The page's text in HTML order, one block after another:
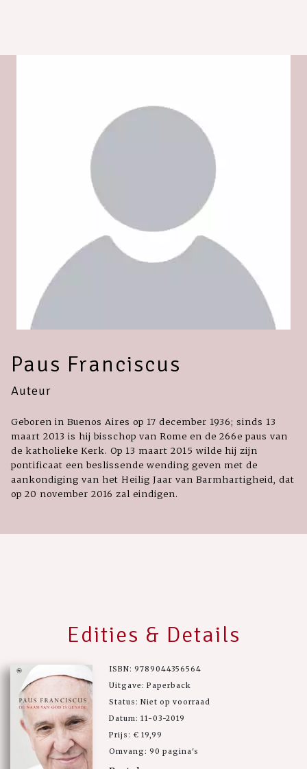
Paus Franciscus
Auteur
Geboren in Buenos Aires op 17 december 1936; sinds 13
maart 2013 is hij bisschop van Rome en de 266e paus van
de katholieke Kerk. Op 13 maart 2015 wilde hij zijn
pontificaat een beslissende wending geven met de
aankondiging van het Heilig Jaar van Barmhartigheid, dat
op 20 november 2016 zal eindigen.
Edities & Details
ISBN: 9789044356564
Uitgave: Paperback
Status: Niet op voorraad
Datum: 11-03-2019
Prijs: € 19,99
Omvang: 90 pagina's